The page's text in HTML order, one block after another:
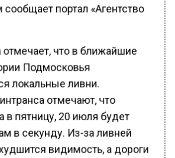
портал «Агентство
что в ближайшие
Подмосковья
локальные ливни.
отмечают, что
в пятницу, 20 июля будет
в секунду. Из-за ливней
видимость, а дороги